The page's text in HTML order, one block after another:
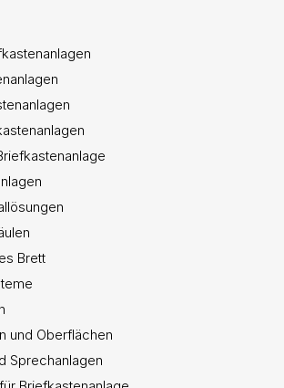
Brett
und Oberflächen
Sprechanlagen